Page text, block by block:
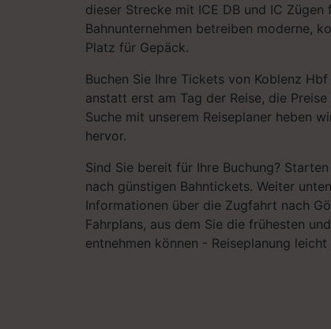
dieser Strecke mit ICE DB und IC Zügen
Bahnunternehmen betreiben moderne,
Platz für Gepäck.
Buchen Sie Ihre Tickets von Koblenz
anstatt erst am Tag der Reise, die
Suche mit unserem Reiseplaner heben
hervor.
Sind Sie bereit für Ihre Buchung?
nach günstigen Bahntickets. Weiter
Informationen über die Zugfahrt nach
Fahrplans, aus dem Sie die frühesten
entnehmen können - Reiseplanung